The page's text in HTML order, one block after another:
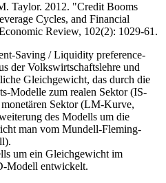
Taylor. 2012. "Credit Booms
Cycles, and Financial
Review, 102(2): 1029-61.
Saving / Liquidity preference-
der Volkswirtschaftslehre und
Gleichgewicht, das durch die
Modelle zum realen Sektor (IS-
Sektor (LM-Kurve,
des Modells um die
man vom Mundell-Fleming-
um ein Gleichgewicht im
Modell entwickelt.